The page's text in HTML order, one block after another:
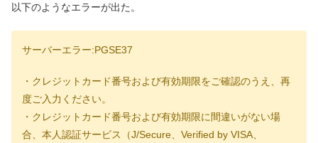
以下のようなエラーが出た。
サーバーエラー:PGSE37
・クレジットカード番号および有効期限をご確認のうえ、再
度ご入力ください。
・クレジットカード番号および有効期限に間違いがない場
合、本人認証サービス（J/Secure、Verified by VISA、